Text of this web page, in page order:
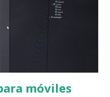
localización, etc.),
que habrá que
condiciones. El recoup (o
el cual un publisher
juego antes d...
móviles